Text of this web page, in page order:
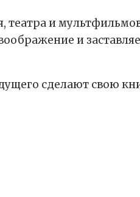
театра и
и
сделают свою